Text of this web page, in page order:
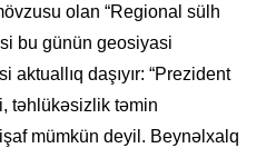
olan “Regional sülh
bu günün geosiyasi
aktuallıq daşıyır: “Prezident
təhlükəsizlik təmin
mümkün deyil. Beynəlxalq